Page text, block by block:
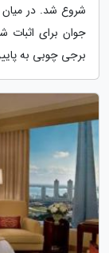
شروع شد. در میان
جوان برای
برجی چوبی به